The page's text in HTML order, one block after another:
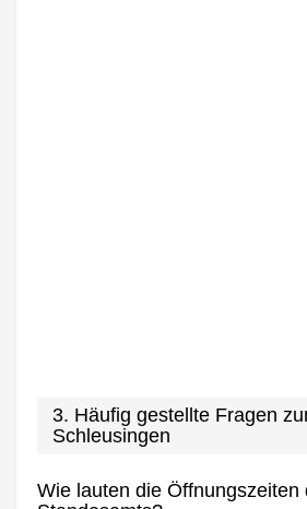
3. Häufig gestellte Fragen
Schleusingen
Wie lauten die Öffnungszeiten